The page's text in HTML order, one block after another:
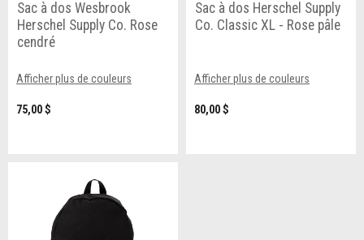
Sac à dos Wesbrook
Herschel Supply Co. Rose
cendré
Afficher plus de couleurs
75,00 $
Sac à dos Herschel Supply
Co. Classic XL - Rose pâle
Afficher plus de couleurs
80,00 $